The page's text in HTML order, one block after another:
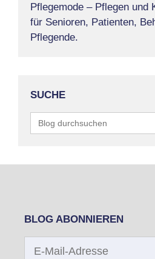
Pflegemode – Pflegen und
für Senioren, Patienten,
Pflegende.
SUCHE
Search
for:
BLOG ABONNIEREN